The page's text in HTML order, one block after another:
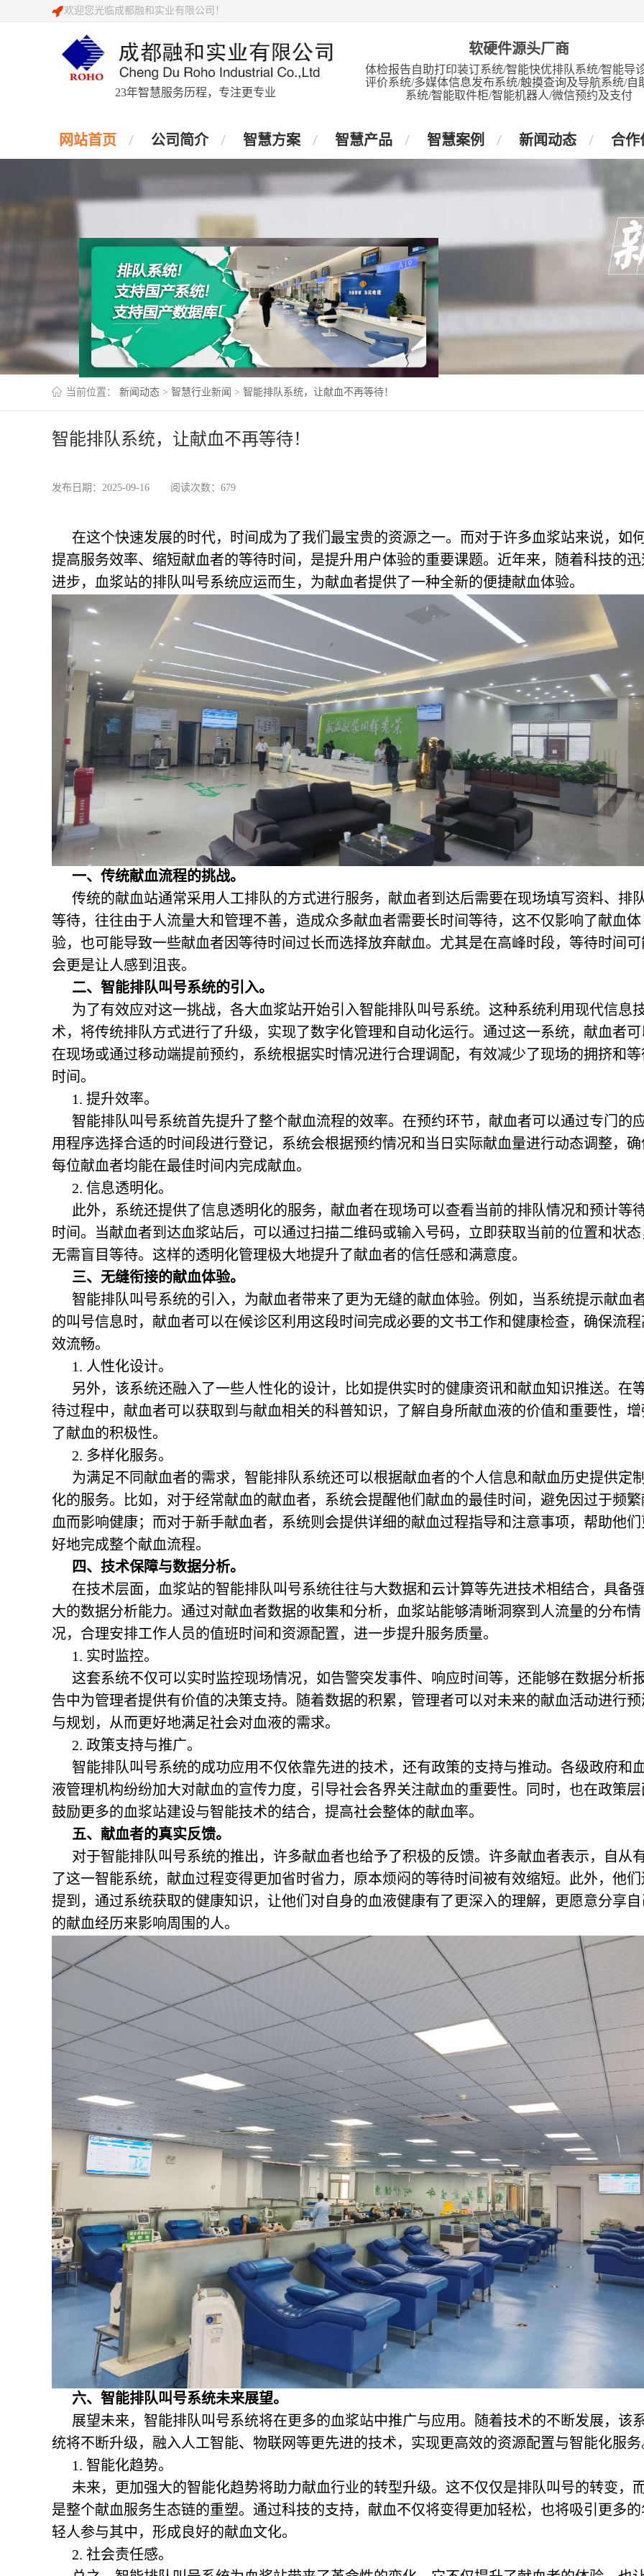
欢迎您光临成都融和实业有限公司！
23年智慧服务历程，专注更专业
软硬件源头厂商
体检报告自助打印装订系统/智能快优排队系统/智能导
评价系统/多媒体信息发布系统/触摸查询及导航系统/自
系统/智能取件柜/智能机器人/微信预约及支付
网站首页 公司简介 智慧方案 智慧产品 智慧案例 新闻动态 合作
当前位置： 新闻动态 > 智慧行业新闻 > 智能排队系统，让献血不再等待！
智能排队系统，让献血不再等待！
发布日期：2025-09-16 阅读次数：679
在这个快速发展的时代，时间成为了我们最宝贵的资源之一。而对于许多血浆站来说，如
提高服务效率、缩短献血者的等待时间，是提升用户体验的重要课题。近年来，随着科技的迅
进步，血浆站的排队叫号系统应运而生，为献血者提供了一种全新的便捷献血体验。
一、传统献血流程的挑战。
传统的献血站通常采用人工排队的方式进行服务，献血者到达后需要在现场填写资料、排
等待，往往由于人流量大和管理不善，造成众多献血者需要长时间等待，这不仅影响了献血体
验，也可能导致一些献血者因等待时间过长而选择放弃献血。尤其是在高峰时段，等待时间可
会更是让人感到沮丧。
二、智能排队叫号系统的引入。
为了有效应对这一挑战，各大血浆站开始引入智能排队叫号系统。这种系统利用现代信息
术，将传统排队方式进行了升级，实现了数字化管理和自动化运行。通过这一系统，献血者可
在现场或通过移动端提前预约，系统根据实时情况进行合理调配，有效减少了现场的拥挤和等
时间。
1. 提升效率。
智能排队叫号系统首先提升了整个献血流程的效率。在预约环节，献血者可以通过专门的
用程序选择合适的时间段进行登记，系统会根据预约情况和当日实际献血量进行动态调整，确
每位献血者均能在最佳时间内完成献血。
2. 信息透明化。
此外，系统还提供了信息透明化的服务，献血者在现场可以查看当前的排队情况和预计等
时间。当献血者到达血浆站后，可以通过扫描二维码或输入号码，立即获取当前的位置和状态
无需盲目等待。这样的透明化管理极大地提升了献血者的信任感和满意度。
三、无缝衔接的献血体验。
智能排队叫号系统的引入，为献血者带来了更为无缝的献血体验。例如，当系统提示献血
的叫号信息时，献血者可以在候诊区利用这段时间完成必要的文书工作和健康检查，确保流程
效流畅。
1. 人性化设计。
另外，该系统还融入了一些人性化的设计，比如提供实时的健康资讯和献血知识推送。在
待过程中，献血者可以获取到与献血相关的科普知识，了解自身所献血液的价值和重要性，增
了献血的积极性。
2. 多样化服务。
为满足不同献血者的需求，智能排队系统还可以根据献血者的个人信息和献血历史提供定制
化的服务。比如，对于经常献血的献血者，系统会提醒他们献血的最佳时间，避免因过于频繁
血而影响健康；而对于新手献血者，系统则会提供详细的献血过程指导和注意事项，帮助他们
好地完成整个献血流程。
四、技术保障与数据分析。
在技术层面，血浆站的智能排队叫号系统往往与大数据和云计算等先进技术相结合，具备
大的数据分析能力。通过对献血者数据的收集和分析，血浆站能够清晰洞察到人流量的分布情
况，合理安排工作人员的值班时间和资源配置，进一步提升服务质量。
1. 实时监控。
这套系统不仅可以实时监控现场情况，如告警突发事件、响应时间等，还能够在数据分析
告中为管理者提供有价值的决策支持。随着数据的积累，管理者可以对未来的献血活动进行预
与规划，从而更好地满足社会对血液的需求。
2. 政策支持与推广。
智能排队叫号系统的成功应用不仅依靠先进的技术，还有政策的支持与推动。各级政府和
液管理机构纷纷加大对献血的宣传力度，引导社会各界关注献血的重要性。同时，也在政策层
鼓励更多的血浆站建设与智能技术的结合，提高社会整体的献血率。
五、献血者的真实反馈。
对于智能排队叫号系统的推出，许多献血者也给予了积极的反馈。许多献血者表示，自从
了这一智能系统，献血过程变得更加省时省力，原本烦闷的等待时间被有效缩短。此外，他们
提到，通过系统获取的健康知识，让他们对自身的血液健康有了更深入的理解，更愿意分享自
的献血经历来影响周围的人。
六、智能排队叫号系统未来展望。
展望未来，智能排队叫号系统将在更多的血浆站中推广与应用。随着技术的不断发展，该
统将不断升级，融入人工智能、物联网等更先进的技术，实现更高效的资源配置与智能化服务
1. 智能化趋势。
未来，更加强大的智能化趋势将助力献血行业的转型升级。这不仅仅是排队叫号的转变，
是整个献血服务生态链的重塑。通过科技的支持，献血不仅将变得更加轻松，也将吸引更多的
轻人参与其中，形成良好的献血文化。
2. 社会责任感。